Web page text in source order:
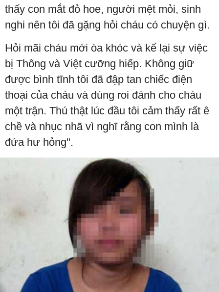
thấy con mắt đỏ hoe, người mệt mỏi, sinh
nghi nên tôi đã gặng hỏi cháu có chuyện gì.
Hỏi mãi cháu mới òa khóc và kể lại sự việc
bị Thông và Việt cưỡng hiếp. Không giữ
được bình tĩnh tôi đã đập tan chiếc điện
thoại của cháu và dùng roi đánh cho cháu
một trận. Thú thật lúc đầu tôi cảm thấy rất ê
chề và nhục nhã vì nghĩ rằng con mình là
đứa hư hỏng".